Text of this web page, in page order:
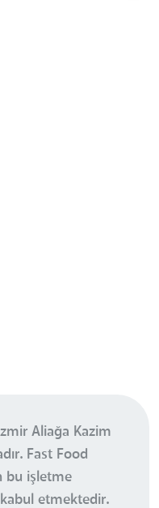
Aliağa Kazim
Fast Food
bu işletme
etmektedir.